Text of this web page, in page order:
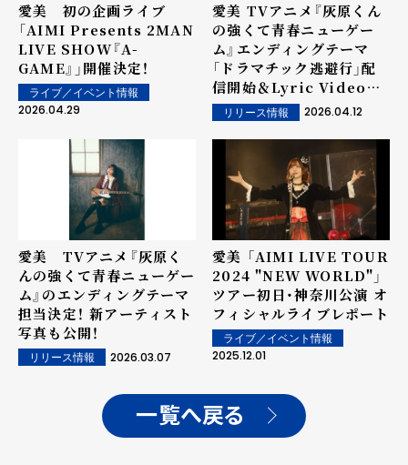
愛美 初の企画ライブ
「AIMI Presents 2MAN
LIVE SHOW『A-
GAME』」開催決定！
ライブ／イベント情報
2026.04.29
愛美 TVアニメ『灰原くん
の強くて青春ニューゲー
ム』エンディングテーマ
「ドラマチック逃避行」配
信開始＆Lyric Video公
開！リリース情報 2026.04.12
愛美 TVアニメ『灰原く
んの強くて青春ニューゲー
ム』のエンディングテーマ
担当決定！ 新アーティスト
写真も公開！
リリース情報 2026.03.07
愛美 「AIMI LIVE TOUR
2024 "NEW WORLD"」
ツアー初日・神奈川公演 オ
フィシャルライブレポート
ライブ／イベント情報
2025.12.01
一覧へ戻る